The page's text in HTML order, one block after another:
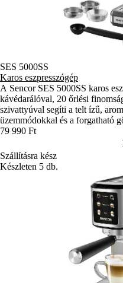
SES 5000SS
Karos eszpresszógép
A Sencor SES 5000SS karos
kávédarálóval, 20 őrlési
szivattyúval segíti a telt ízű,
üzemmódokkal és a forgatható
kávéitalt készíthetsz.
79 990 Ft
Szállításra kész
Készleten 5 db.